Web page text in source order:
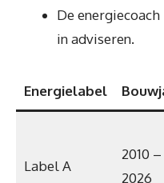
De
in adviseren.
Energielabel
Label A
2010 –
2026